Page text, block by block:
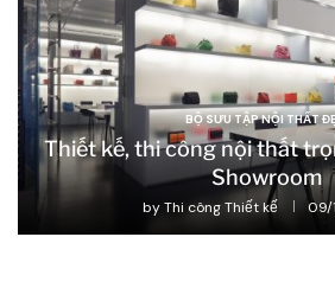
BỘ SƯU TẬP NỘI THẤT
Thiết kế, thi công nội thất
Showroom
byThi công Thiết kế 09/